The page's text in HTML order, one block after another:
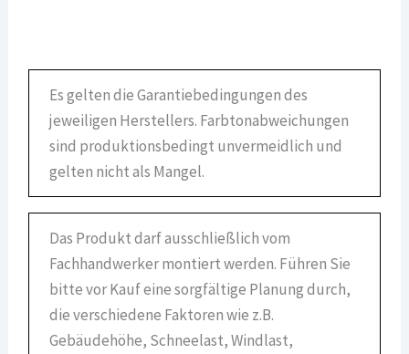
Es gelten die Garantiebedingungen des
jeweiligen Herstellers. Farbtonabweichungen
sind produktionsbedingt unvermeidlich und
gelten nicht als Mangel.
Das Produkt darf ausschließlich vom
Fachhandwerker montiert werden. Führen Sie
bitte vor Kauf eine sorgfältige Planung durch,
die verschiedene Faktoren wie z.B.
Gebäudehöhe, Schneelast, Windlast,